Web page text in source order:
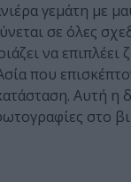
γεμάτη με
σε όλες
να επιπλέει
που
Αυτή η
στο